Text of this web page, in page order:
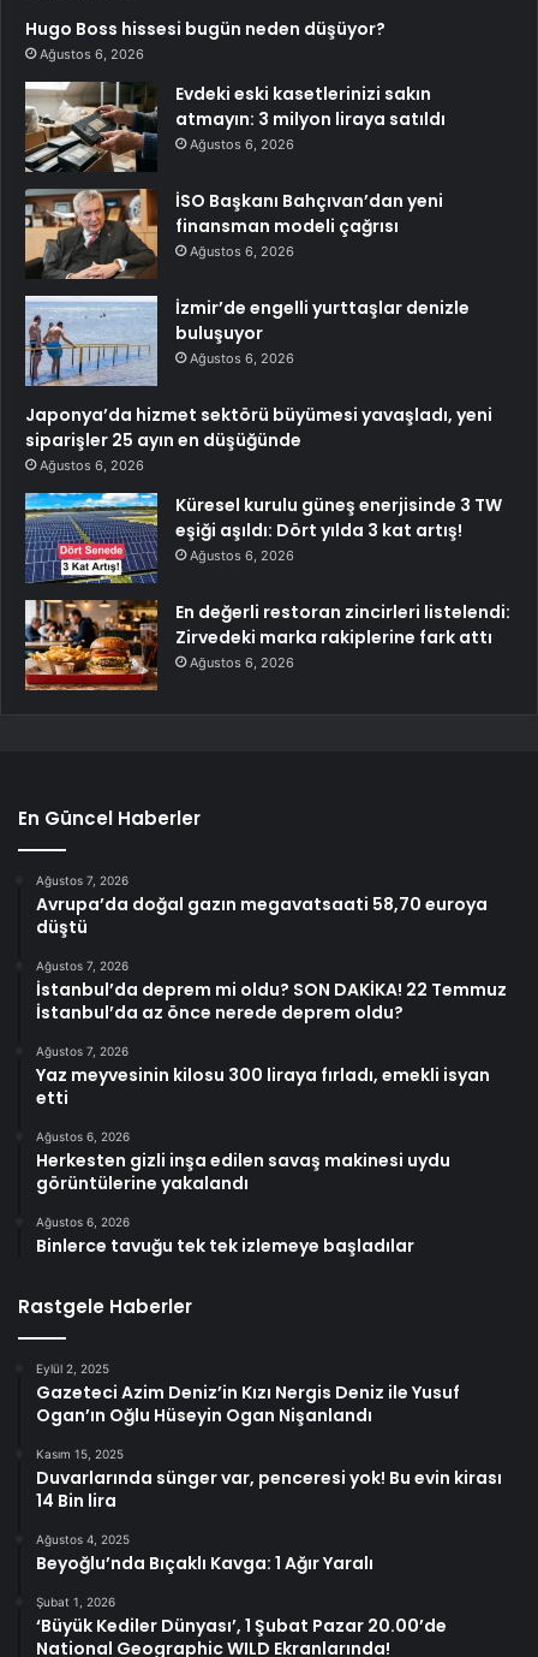
Hugo Boss hissesi bugün neden düşüyor?
Ağustos 6, 2026
Evdeki eski kasetlerinizi sakın
atmayın: 3 milyon liraya satıldı
Ağustos 6, 2026
İSO Başkanı Bahçıvan’dan yeni
finansman modeli çağrısı
Ağustos 6, 2026
İzmir’de engelli yurttaşlar denizle
buluşuyor
Ağustos 6, 2026
Japonya’da hizmet sektörü büyümesi yavaşladı, yeni
siparişler 25 ayın en düşüğünde
Ağustos 6, 2026
Küresel kurulu güneş enerjisinde 3 TW
eşiği aşıldı: Dört yılda 3 kat artış!
Ağustos 6, 2026
En değerli restoran zincirleri listelendi:
Zirvedeki marka rakiplerine fark attı
Ağustos 6, 2026
En Güncel Haberler
Ağustos 7, 2026
Avrupa’da doğal gazın megavatsaati 58,70 euroya
düştü
Ağustos 7, 2026
İstanbul’da deprem mi oldu? SON DAKİKA! 22 Temmuz
İstanbul’da az önce nerede deprem oldu?
Ağustos 7, 2026
Yaz meyvesinin kilosu 300 liraya fırladı, emekli isyan
etti
Ağustos 6, 2026
Herkesten gizli inşa edilen savaş makinesi uydu
görüntülerine yakalandı
Ağustos 6, 2026
Binlerce tavuğu tek tek izlemeye başladılar
Rastgele Haberler
Eylül 2, 2025
Gazeteci Azim Deniz’in Kızı Nergis Deniz ile Yusuf
Ogan’ın Oğlu Hüseyin Ogan Nişanlandı
Kasım 15, 2025
Duvarlarında sünger var, penceresi yok! Bu evin kirası
14 Bin lira
Ağustos 4, 2025
Beyoğlu’nda Bıçaklı Kavga: 1 Ağır Yaralı
Şubat 1, 2026
‘Büyük Kediler Dünyası’, 1 Şubat Pazar 20.00’de
National Geographic WILD Ekranlarında!